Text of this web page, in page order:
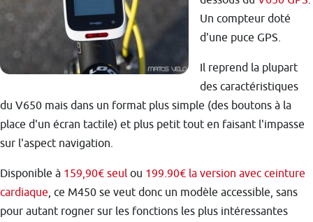
Un compteur doté
d'une puce GPS.
Il reprend la plupart
des caractéristiques
du V650 mais dans un format plus simple (des boutons à la
place d'un écran tactile) et plus petit tout en faisant l'impasse
sur l'aspect navigation.
Disponible à 159,90€ seul ou 199.90€ la version avec ceinture
cardiaque, ce M450 se veut donc un modèle accessible, sans
pour autant rogner sur les fonctions les plus intéressantes